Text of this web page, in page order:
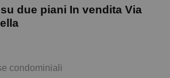
due piani In vendita Via
condominiali